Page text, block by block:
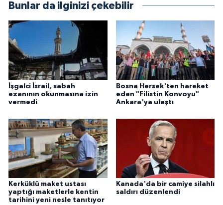
Bunlar da ilginizi çekebilir
İşgalci İsrail, sabah
ezanının okunmasına izin
vermedi
Bosna Hersek'ten hareket
eden "Filistin Konvoyu"
Ankara'ya ulaştı
Kerküklü maket ustası
yaptığı maketlerle kentin
tarihini yeni nesle tanıtıyor
Kanada'da bir camiye silahlı
saldırı düzenlendi